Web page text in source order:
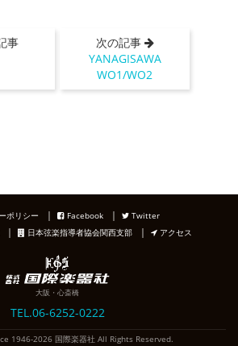
事
次の記事
YANAGISAWA
WO1/WO2
ポリシー ｜ Facebook ｜
Twitter
｜ 日本弦楽指導者協会関西支部 ｜ アクセス
大阪・心斎橋
TEL.06-6252-0222
1946-2026 国際楽器社 All Rights Reserved.